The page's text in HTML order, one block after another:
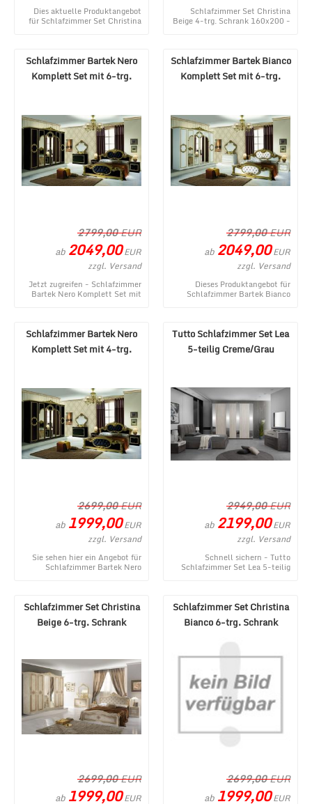
Dies aktuelle Produktangebot
für Schlafzimmer Set Christina
Schlafzimmer Set Christina
Beige 4-trg. Schrank 160x200 -
Schlafzimmer Bartek Nero
Komplett Set mit 6-trg.
2799,00EUR
ab 2049,00EUR
zzgl. Versand
Jetzt zugreifen - Schlafzimmer
Bartek Nero Komplett Set mit
Schlafzimmer Bartek Bianco
Komplett Set mit 6-trg.
2799,00EUR
ab 2049,00EUR
zzgl. Versand
Dieses Produktangebot für
Schlafzimmer Bartek Bianco
Schlafzimmer Bartek Nero
Komplett Set mit 4-trg.
2699,00EUR
ab 1999,00EUR
zzgl. Versand
Sie sehen hier ein Angebot für
Schlafzimmer Bartek Nero
Tutto Schlafzimmer Set Lea
5-teilig Creme/Grau
2949,00EUR
ab 2199,00EUR
zzgl. Versand
Schnell sichern - Tutto
Schlafzimmer Set Lea 5-teilig
Schlafzimmer Set Christina
Beige 6-trg. Schrank
2699,00EUR
ab 1999,00EUR
Schlafzimmer Set Christina
Bianco 6-trg. Schrank
2699,00EUR
ab 1999,00EUR